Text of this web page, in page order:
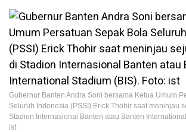
Gubernur Banten Andra Soni bersama Ketua Umum
Seluruh Indonesia (PSSI) Erick Thohir saat meninjau
Stadion Internasional Banten atau Banten
ist